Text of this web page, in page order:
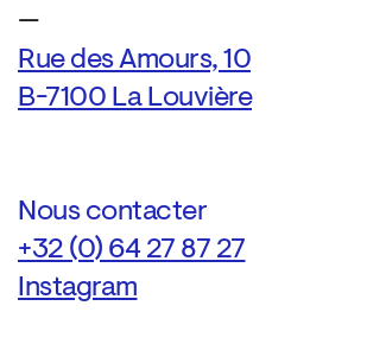
—
Rue des Amours, 10
B-7100 La Louvière
Nous contacter
+32 (0) 64 27 87 27
Instagram